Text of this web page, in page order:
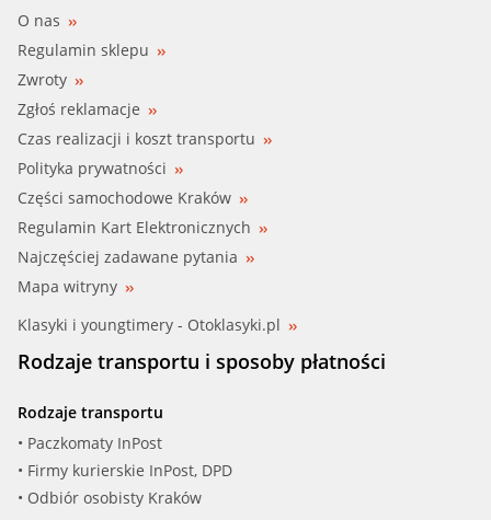
O nas
Regulamin sklepu
Zwroty
Zgłoś reklamacje
Czas realizacji i koszt transportu
Polityka prywatności
Części samochodowe Kraków
Regulamin Kart Elektronicznych
Najczęściej zadawane pytania
Mapa witryny
Klasyki i youngtimery - Otoklasyki.pl
Rodzaje transportu i sposoby płatności
Rodzaje transportu
• Paczkomaty InPost
• Firmy kurierskie InPost, DPD
• Odbiór osobisty Kraków